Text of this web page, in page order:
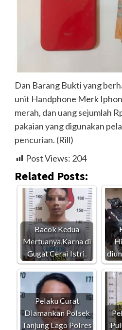
Dan Barang Bukti yang
unit Handphone Merk
merah, dan uang sejumlah
pakaian yang digunakan
pencurian. (Rill)
Post Views: 204
Related Posts:
Bacok Kedua
Mertuanya,Karna di
Gugat Cerai Istri.
Pelaku Curat
Diamankan Polsek
Tanjung Lago Polres